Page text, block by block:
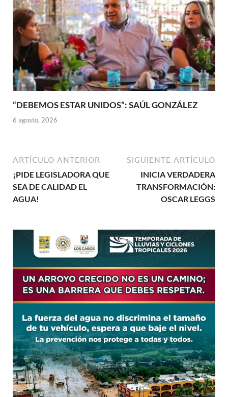
“DEBEMOS ESTAR UNIDOS”: SAÚL GONZÁLEZ
6 agosto, 2026
ARTÍCULO ANTERIOR
¡PIDE LEGISLADORA QUE
SEA DE CALIDAD EL
AGUA!
SIGUIENTE ARTÍCULO
INICIA VERDADERA
TRANSFORMACIÓN:
OSCAR LEGGS